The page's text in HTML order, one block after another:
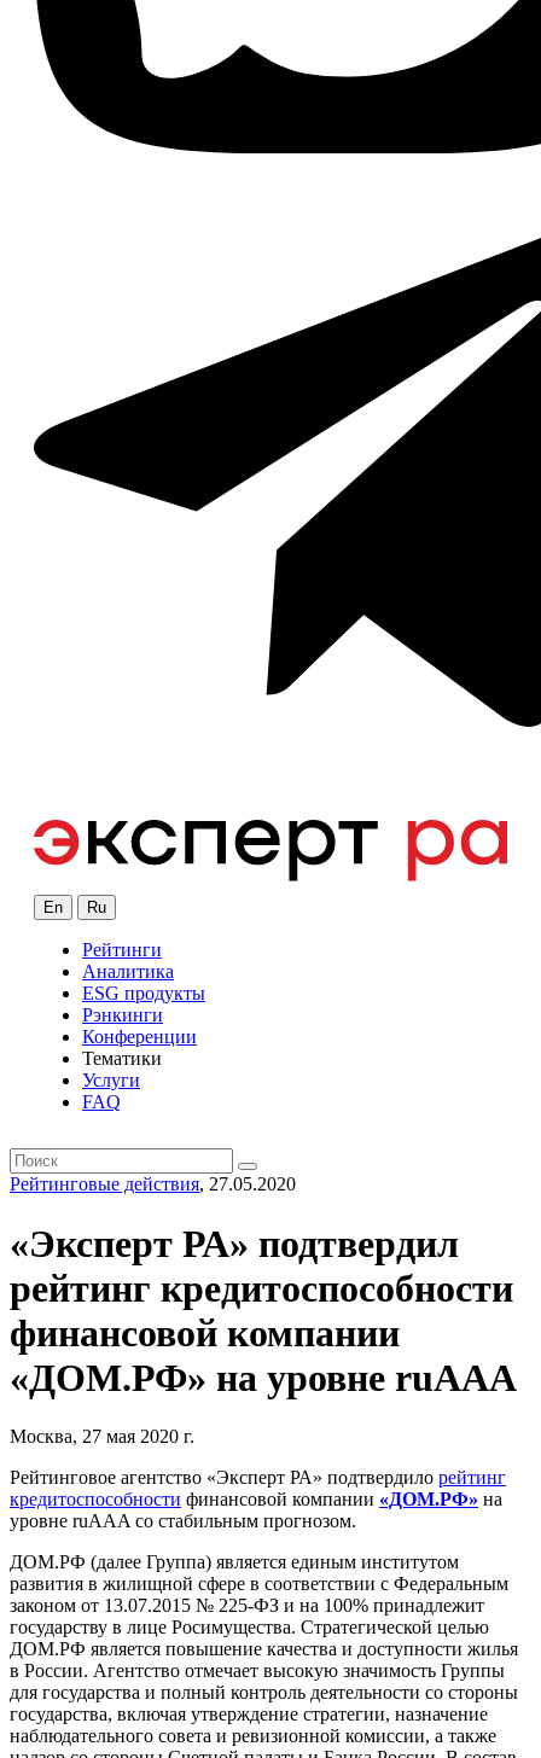
En Ru
Рейтинги
Аналитика
ESG продукты
Рэнкинги
Конференции
Тематики
Услуги
FAQ
Рейтинговые действия, 27.05.2020
«Эксперт РА» подтвердил
рейтинг кредитоспособности
финансовой компании
«ДОМ.РФ» на уровне ruAAA
Москва, 27 мая 2020 г.
Рейтинговое агентство «Эксперт РА» подтвердило рейтинг
кредитоспособности финансовой компании «ДОМ.РФ» на
уровне ruAAA со стабильным прогнозом.
ДОМ.РФ (далее Группа) является единым институтом
развития в жилищной сфере в соответствии с Федеральным
законом от 13.07.2015 № 225-ФЗ и на 100% принадлежит
государству в лице Росимущества. Стратегической целью
ДОМ.РФ является повышение качества и доступности жилья
в России. Агентство отмечает высокую значимость Группы
для государства и полный контроль деятельности со стороны
государства, включая утверждение стратегии, назначение
наблюдательного совета и ревизионной комиссии, а также